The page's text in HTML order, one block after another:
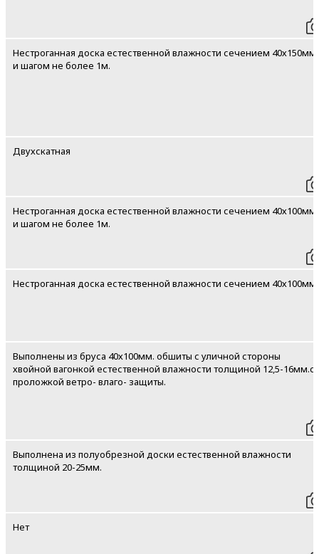
Нестроганная доска естественной влажности сечением 40х150мм
и шагом не более 1м.
Двухскатная
Нестроганная доска естественной влажности сечением 40х100мм
и шагом не более 1м.
Нестроганная доска естественной влажности сечением 40х100мм.
Выполнены из бруса 40х100мм. обшиты с уличной стороны
хвойной вагонкой естественной влажности толщиной 12,5-16мм.с
проложкой ветро- влаго- защиты.
Выполнена из полуобрезной доски естественной влажности
толщиной 20-25мм.
Нет